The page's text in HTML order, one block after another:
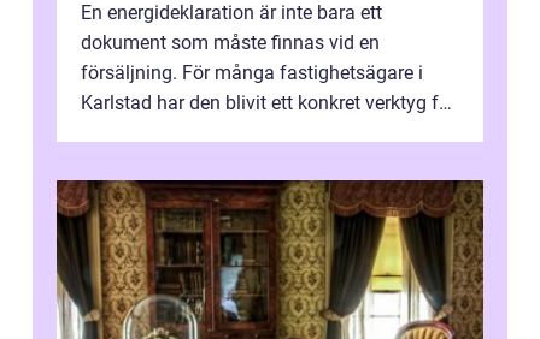
En energideklaration är inte bara ett
dokument som måste finnas vid en
försäljning. För många fastighetsägare i
Karlstad har den blivit ett konkret verktyg för